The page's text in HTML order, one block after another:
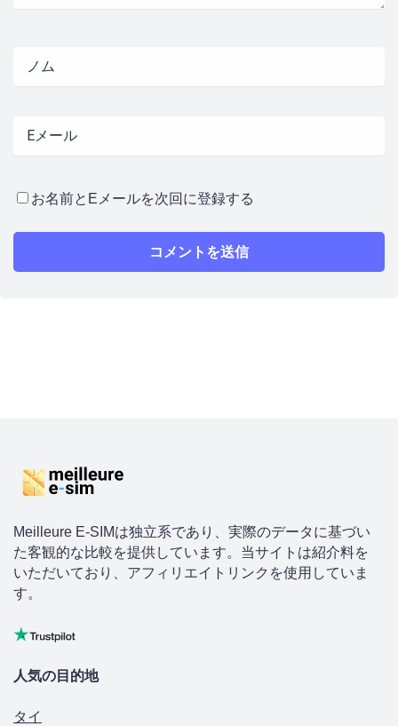
お名前とEメールを次回に登録する
Meilleure E-SIMは独立系であり、実際のデータに基づい
た客観的な比較を提供しています。当サイトは紹介料を
いただいており、アフィリエイトリンクを使用していま
す。
人気の目的地
タイ